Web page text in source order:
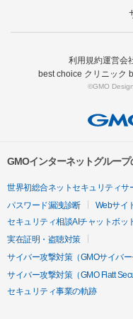
利用規約運営会
best choice クリニック
©GMO
GMOインターネットグルー
世界初総合ネットセキュリティサ
パスワード漏洩診断
Webサイ
セキュリティ相談AIチャットボッ
実在証明・盗聴対策
サイバー攻撃対策（GMOサイバー
サイバー攻撃対策（GMO Flatt
セキュリティ事業の軌跡